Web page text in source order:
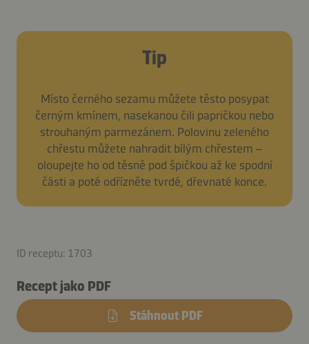
Tip
Místo černého sezamu můžete těsto posypat
černým kmínem, nasekanou čili papričkou nebo
strouhaným parmezánem. Polovinu zeleného
chřestu můžete nahradit bílým chřestem –
oloupejte ho od těsně pod špičkou až ke spodní
části a poté odřízněte tvrdé, dřevnaté konce.
ID receptu: 1703
Recept jako PDF
Stáhnout PDF